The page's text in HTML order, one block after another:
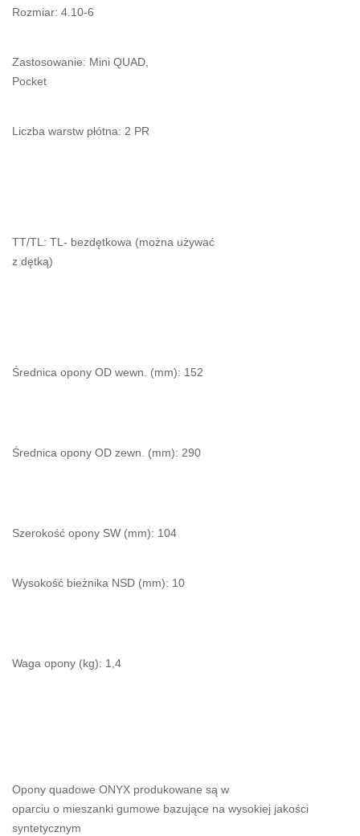
Rozmiar: 4.10-6
Zastosowanie: Mini QUAD,
Pocket
Liczba warstw płótna: 2 PR
TT/TL: TL- bezdętkowa (można używać
z dętką)
Średnica opony OD wewn. (mm): 152
Średnica opony OD zewn. (mm): 290
Szerokość opony SW (mm): 104
Wysokość bieżnika NSD (mm): 10
Waga opony (kg): 1,4
Opony quadowe ONYX produkowane są w
oparciu o mieszanki gumowe bazujące na wysokiej jakości
syntetycznym